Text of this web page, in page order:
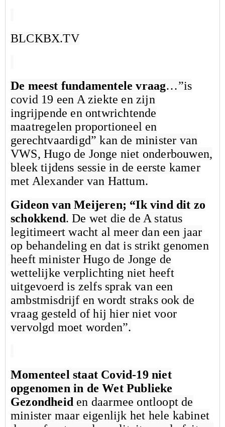
BLCKBX.TV
De meest fundamentele vraag…”is
covid 19 een A ziekte en zijn
ingrijpende en ontwrichtende
maatregelen proportioneel en
gerechtvaardigd” kan de minister van
VWS, Hugo de Jonge niet onderbouwen,
bleek tijdens sessie in de eerste kamer
met Alexander van Hattum.
Gideon van Meijeren; “Ik vind dit zo
schokkend. De wet die de A status
legitimeert wacht al meer dan een jaar
op behandeling en dat is strikt genomen
heeft minister Hugo de Jonge de
wettelijke verplichting niet heeft
uitgevoerd is zelfs sprak van een
ambstmisdrijf en wordt straks ook de
vraag gesteld of hij hier niet voor
vervolgd moet worden”.
Momenteel staat Covid-19 niet
opgenomen in de Wet Publieke
Gezondheid en daarmee ontloopt de
minister maar eigenlijk het hele kabinet